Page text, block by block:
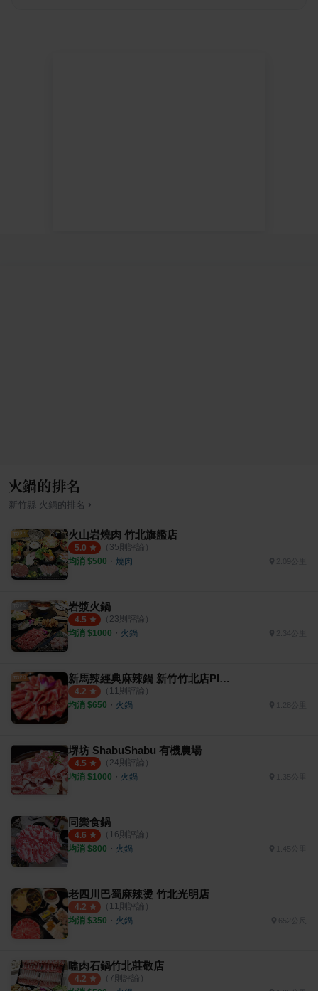
火鍋的排名
新竹縣 火鍋 的排名 ›
火山岩燒肉 竹北旗艦店
5.0 （ 35則評論）
均消 $500 ・ 燒肉 2.09公里
岩漿火鍋
4.5 （ 23則評論）
均消 $1000 ・ 火鍋 2.34公里
新馬辣經典麻辣鍋 新竹竹北店Plus+
4.2 （ 11則評論）
均消 $650 ・ 火鍋 1.28公里
堺坊 ShabuShabu 有機農場
4.5 （ 24則評論）
均消 $1000 ・ 火鍋 1.35公里
同樂食鍋
4.6 （ 16則評論）
均消 $800 ・ 火鍋 1.45公里
老四川巴蜀麻辣燙 竹北光明店
4.2 （ 11則評論）
均消 $350 ・ 火鍋 652公尺
嗑肉石鍋竹北莊敬店
4.2 （ 7則評論）